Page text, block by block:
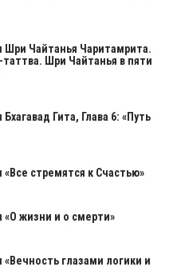
Шри Чайтанья Чаритамрита.
Шри Чайтанья в пяти
Гита, Глава 6: «Путь
стремятся к Счастью»
«О жизни и о смерти»
глазами логики и